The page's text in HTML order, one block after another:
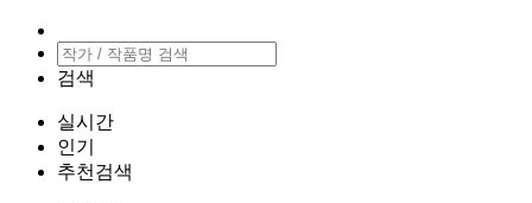
검색
실시간
인기
추천검색